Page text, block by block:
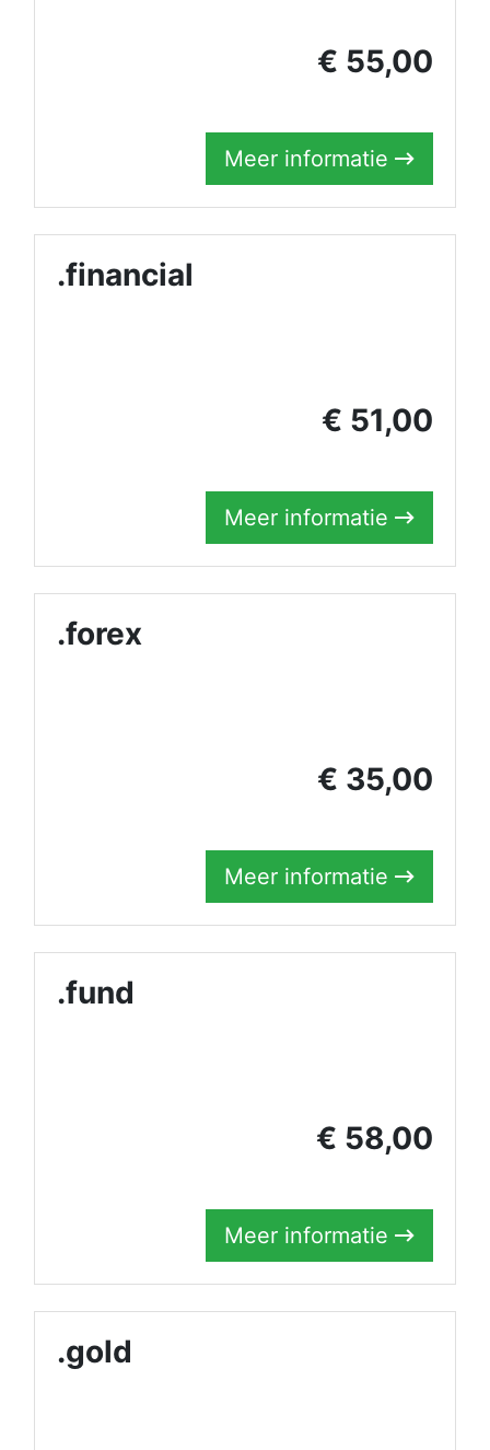
€ 55,00
Meer informatie
.financial
€ 51,00
Meer informatie
.forex
€ 35,00
Meer informatie
.fund
€ 58,00
Meer informatie
.gold